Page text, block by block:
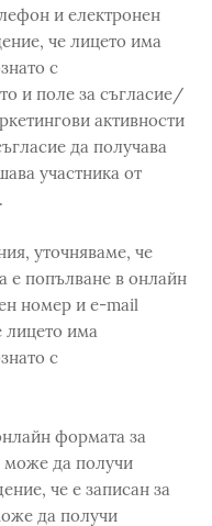
и електронен
че лицето има
с
и поле за съгласие/
активности
да получава
участника от
уточняваме, че
е попълване в онлайн
номер и e-mail
лицето има
с
формата за
може да получи
че е записан за
да получи